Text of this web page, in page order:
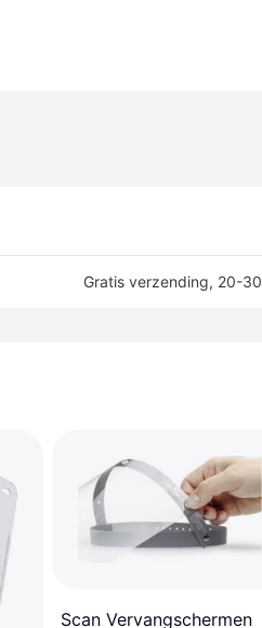
Gratis verzending, 20-
Scan Vervangschermen